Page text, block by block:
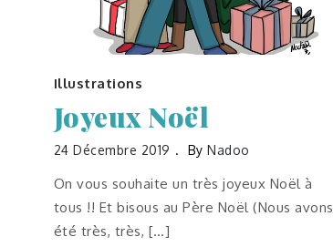
Illustrations
Joyeux Noël
24 Décembre 2019 ByNadoo
On vous souhaite un très joyeux Noël à
tous !! Et bisous au Père Noël (Nous avons
été très, très, […]